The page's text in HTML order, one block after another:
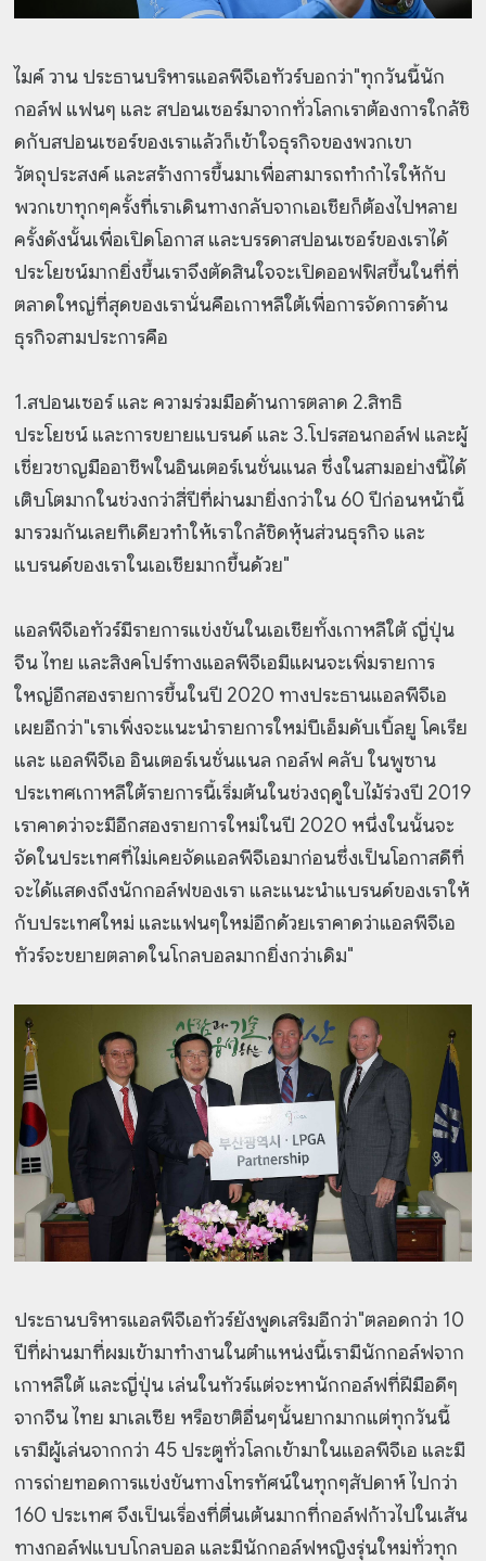
ไมค์ วาน ประธานบริหารแอลพีจีเอทัวร์บอกว่า"ทุกวันนี้นัก
กอล์ฟ แฟนๆ และ สปอนเซอร์มาจากทั่วโลกเราต้องการใกล้ชิ
ดกับสปอนเซอร์ของเราแล้วก็เข้าใจธุรกิจของพวกเขา
วัตถุประสงค์ และสร้างการขึ้นมาเพื่อสามารถทำกำไรให้กับ
พวกเขาทุกๆครั้งที่เราเดินทางกลับจากเอเชียก็ต้องไปหลาย
ครั้งดังนั้นเพื่อเปิดโอกาส และบรรดาสปอนเซอร์ของเราได้
ประโยชน์มากยิ่งขึ้นเราจึงตัดสินใจจะเปิดออฟฟิสขึ้นในที่ที่
ตลาดใหญ่ที่สุดของเรานั่นคือเกาหลีใต้เพื่อการจัดการด้าน
ธุรกิจสามประการคือ
1.สปอนเซอร์ และ ความร่วมมือด้านการตลาด 2.สิทธิ
ประโยชน์ และการขยายแบรนด์ และ 3.โปรสอนกอล์ฟ และผู้
เชี่ยวชาญมืออาชีพในอินเตอร์เนชั่นแนล ซึ่งในสามอย่างนี้ได้
เติบโตมากในช่วงกว่าสี่ปีที่ผ่านมายิ่งกว่าใน 60 ปีก่อนหน้านี้
มารวมกันเลยทีเดียวทำให้เราใกล้ชิดหุ้นส่วนธุรกิจ และ
แบรนด์ของเราในเอเชียมากขึ้นด้วย"
แอลพีจีเอทัวร์มีรายการแข่งขันในเอเชียทั้งเกาหลีใต้ ญี่ปุ่น
จีน ไทย และสิงคโปร์ทางแอลพีจีเอมีแผนจะเพิ่มรายการ
ใหญ่อีกสองรายการขึ้นในปี 2020 ทางประธานแอลพีจีเอ
เผยอีกว่า"เราเพิ่งจะแนะนำรายการใหม่บีเอ็มดับเบิ้ลยู โคเรีย
และ แอลพีจีเอ อินเตอร์เนชั่นแนล กอล์ฟ คลับ ในพูซาน
ประเทศเกาหลีใต้รายการนี้เริ่มต้นในช่วงฤดูใบไม้ร่วงปี 2019
เราคาดว่าจะมีอีกสองรายการใหม่ในปี 2020 หนึ่งในนั้นจะ
จัดในประเทศที่ไม่เคยจัดแอลพีจีเอมาก่อนซึ่งเป็นโอกาสดีที่
จะได้แสดงถึงนักกอล์ฟของเรา และแนะนำแบรนด์ของเราให้
กับประเทศใหม่ และแฟนๆใหม่อีกด้วยเราคาดว่าแอลพีจีเอ
ทัวร์จะขยายตลาดในโกลบอลมากยิ่งกว่าเดิม"
ประธานบริหารแอลพีจีเอทัวร์ยังพูดเสริมอีกว่า"ตลอดกว่า 10
ปีที่ผ่านมาที่ผมเข้ามาทำงานในตำแหน่งนี้เรามีนักกอล์ฟจาก
เกาหลีใต้ และญี่ปุ่น เล่นในทัวร์แต่จะหานักกอล์ฟที่ฝีมือดีๆ
จากจีน ไทย มาเลเซีย หรือชาติอื่นๆนั้นยากมากแต่ทุกวันนี้
เรามีผู้เล่นจากกว่า 45 ประตูทั่วโลกเข้ามาในแอลพีจีเอ และมี
การถ่ายทอดการแข่งขันทางโทรทัศน์ในทุกๆสัปดาห์ ไปกว่า
160 ประเทศ จึงเป็นเรื่องที่ตื่นเต้นมากที่กอล์ฟก้าวไปในเส้น
ทางกอล์ฟแบบโกลบอล และมีนักกอล์ฟหญิงรุ่นใหม่ทั่วทุก